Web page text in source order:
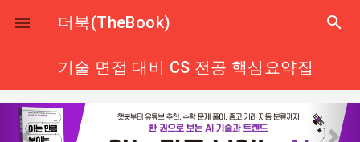
close
 더북(TheBook) search
기술 면접 대비 CS 전공 핵심요약집
p
r
e